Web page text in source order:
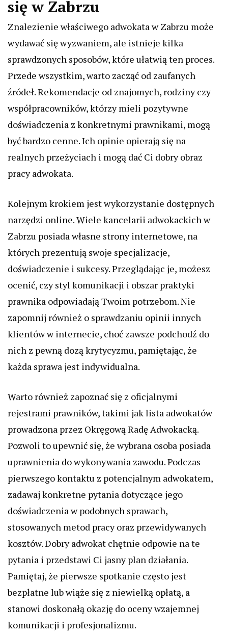
się w Zabrzu
Znalezienie właściwego adwokata w Zabrzu może
wydawać się wyzwaniem, ale istnieje kilka
sprawdzonych sposobów, które ułatwią ten proces.
Przede wszystkim, warto zacząć od zaufanych
źródeł. Rekomendacje od znajomych, rodziny czy
współpracowników, którzy mieli pozytywne
doświadczenia z konkretnymi prawnikami, mogą
być bardzo cenne. Ich opinie opierają się na
realnych przeżyciach i mogą dać Ci dobry obraz
pracy adwokata.
Kolejnym krokiem jest wykorzystanie dostępnych
narzędzi online. Wiele kancelarii adwokackich w
Zabrzu posiada własne strony internetowe, na
których prezentują swoje specjalizacje,
doświadczenie i sukcesy. Przeglądając je, możesz
ocenić, czy styl komunikacji i obszar praktyki
prawnika odpowiadają Twoim potrzebom. Nie
zapomnij również o sprawdzaniu opinii innych
klientów w internecie, choć zawsze podchodź do
nich z pewną dozą krytycyzmu, pamiętając, że
każda sprawa jest indywidualna.
Warto również zapoznać się z oficjalnymi
rejestrami prawników, takimi jak lista adwokatów
prowadzona przez Okręgową Radę Adwokacką.
Pozwoli to upewnić się, że wybrana osoba posiada
uprawnienia do wykonywania zawodu. Podczas
pierwszego kontaktu z potencjalnym adwokatem,
zadawaj konkretne pytania dotyczące jego
doświadczenia w podobnych sprawach,
stosowanych metod pracy oraz przewidywanych
kosztów. Dobry adwokat chętnie odpowie na te
pytania i przedstawi Ci jasny plan działania.
Pamiętaj, że pierwsze spotkanie często jest
bezpłatne lub wiąże się z niewielką opłatą, a
stanowi doskonałą okazję do oceny wzajemnej
komunikacji i profesjonalizmu.